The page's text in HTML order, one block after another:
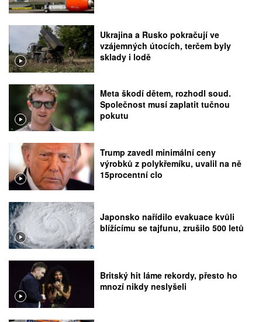
Ukrajina a Rusko pokračují ve
vzájemných útocích, terčem byly
sklady i lodě
Meta škodí dětem, rozhodl soud.
Společnost musí zaplatit tučnou
pokutu
Trump zavedl minimální ceny
výrobků z polykřemíku, uvalil na ně
15procentní clo
Japonsko nařídilo evakuace kvůli
blížícímu se tajfunu, zrušilo 500 letů
Britský hit láme rekordy, přesto ho
mnozí nikdy neslyšeli